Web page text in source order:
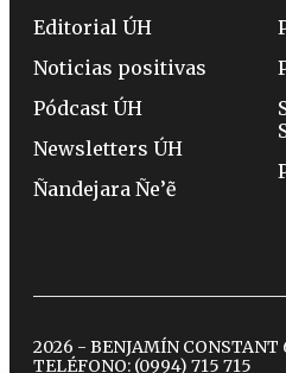
Editorial ÚH
Noticias positivas
Pódcast ÚH
Newsletters ÚH
Ñandejara Ñe’ẽ
2026 - BENJAMÍN
TELÉFONO: (0994) 715 715